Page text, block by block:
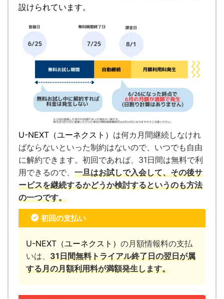
設けられています。
U-NEXT（ユーネクスト） は何カ月間継続しなけれ
ばならないといった制約はないので、いつでも自由
に解約できます。 初回であれば、31日間は無料で利
用できるので、 一旦はお試しで入会して、その後サ
ービスを継続するかどうか検討するというのも方法
の一つです。
初回の支払い
U-NEXT（ユーネクスト） の月額情報料の支払
いは、 31日間無料トライアル終了日の翌日が属
する月の月額利用料が満額発生します。